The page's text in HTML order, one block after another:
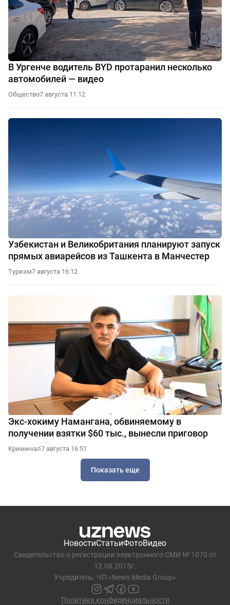
В Ургенче водитель BYD протаранил несколько
автомобилей — видео
Общество7 августа 11:12
Узбекистан и Великобритания планируют запуск
прямых авиарейсов из Ташкента в Манчестер
Туризм7 августа 16:12
Экс-хокиму Намангана, обвиняемому в
получении взятки $60 тыс., вынесли приговор
Криминал7 августа 16:51
Показать еще
НовостиСтатьиФотоВидео
Свидетельство о регистрации электронного СМИ № 1070 от
12.08.2015г.
Учредитель: ЧП «News Media Group»
Политика конфиденциальности